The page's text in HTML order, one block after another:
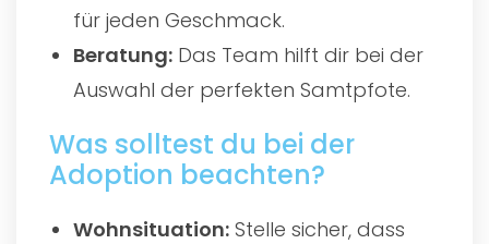
für jeden Geschmack.
Beratung: Das Team hilft dir bei der
Auswahl der perfekten Samtpfote.
Was solltest du bei der
Adoption beachten?
Wohnsituation: Stelle sicher, dass